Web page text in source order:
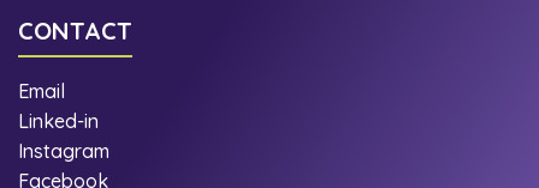
CONTACT
Email
Linked-in
Instagram
Facebook